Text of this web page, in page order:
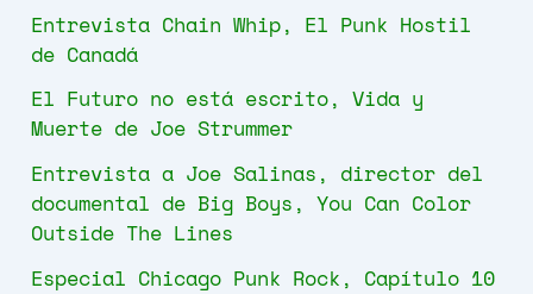
p
o
r
:
Entrevista Chain Whip, El Punk Hostil
de Canadá
El Futuro no está escrito, Vida y
Muerte de Joe Strummer
Entrevista a Joe Salinas, director del
documental de Big Boys, You Can Color
Outside The Lines
Especial Chicago Punk Rock, Capítulo 10